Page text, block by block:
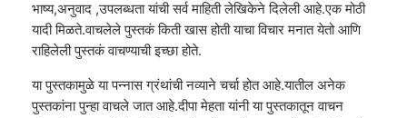
भाष्य,अनुवाद ,उपलब्धता यांची सर्व माहिती लेखिकेने दिलेली आहे.एक मोठी
यादी मिळते.वाचलेले पुस्तकं किती खास होती याचा विचार मनात येतो आणि
राहिलेली पुस्तकं वाचण्याची इच्छा होते.
या पुस्तकामुळे या पन्नास ग्रंथांची नव्याने चर्चा होत आहे.यातील अनेक
पुस्तकांना पुन्हा वाचले जात आहे.दीपा मेहता यांनी या पुस्तकातून वाचन